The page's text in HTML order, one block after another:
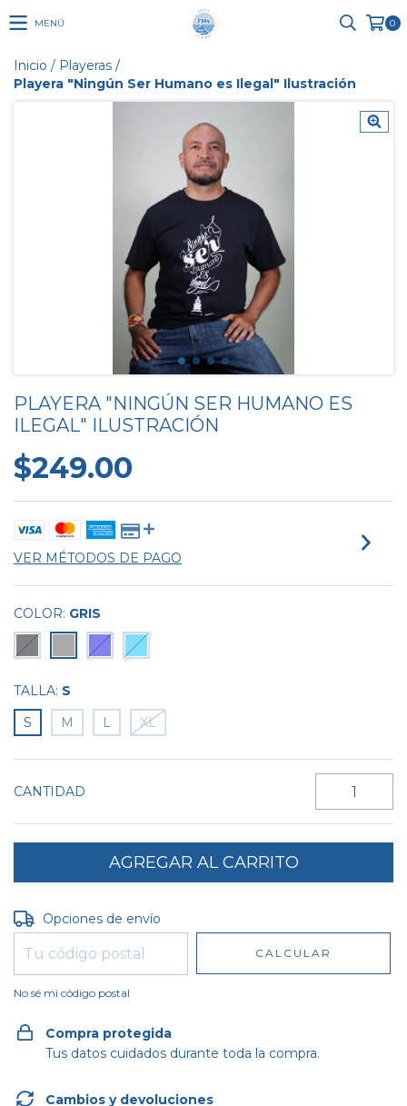
MENÚ 0
Inicio / Playeras /
Playera "Ningún Ser Humano es Ilegal" Ilustración
PLAYERA "NINGÚN SER HUMANO ES
ILEGAL" ILUSTRACIÓN
$249.00
VER MÉTODOS DE PAGO
COLOR: GRIS
TALLA: S
S
M L XL
CANTIDAD
Entregas para el CP:
Opciones de envío
CALCULAR
No sé mi código postal
Compra protegida
Tus datos cuidados durante toda la compra.
Cambios y devoluciones